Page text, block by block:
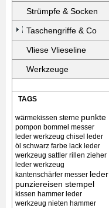
Strümpfe & Socken
Taschengriffe & Co
Vliese Vlieseline
Werkzeuge
TAGS
wärmekissen sterne punkte
pompon bommel messer
leder werkzeug chisel
leder
öl schwarz farbe lack leder
werkzeug sattler rillen zieher
leder werkzeug
kantenschärfer messer leder
punziereisen stempel
kissen hammer leder
werkzeug nieten hammer